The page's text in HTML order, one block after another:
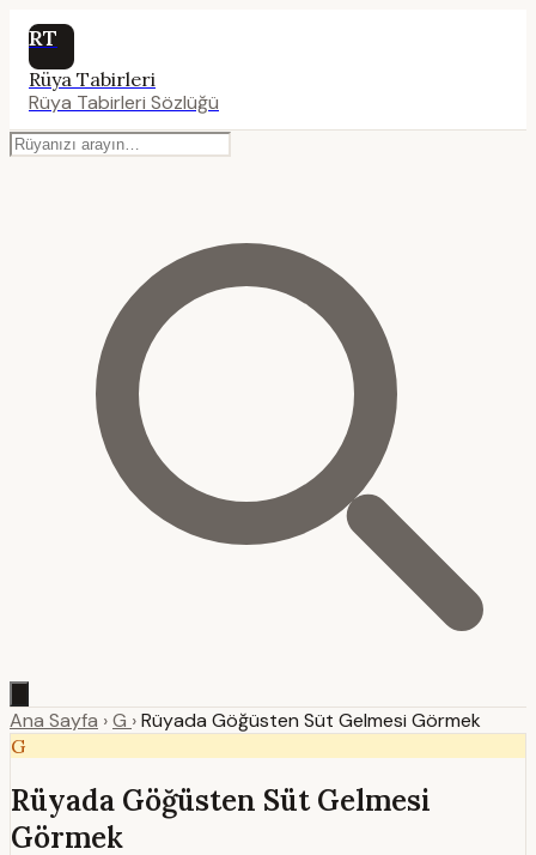
RT
Rüya Tabirleri
Rüya Tabirleri Sözlüğü
Ana Sayfa ›G ›Rüyada Göğüsten Süt Gelmesi Görmek
G
Rüyada Göğüsten Süt Gelmesi
Görmek